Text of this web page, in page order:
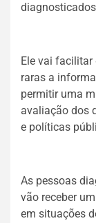
Ele vai
raras a
permitir uma
avaliação dos
e políticas
As pessoas
vão receber
em situações